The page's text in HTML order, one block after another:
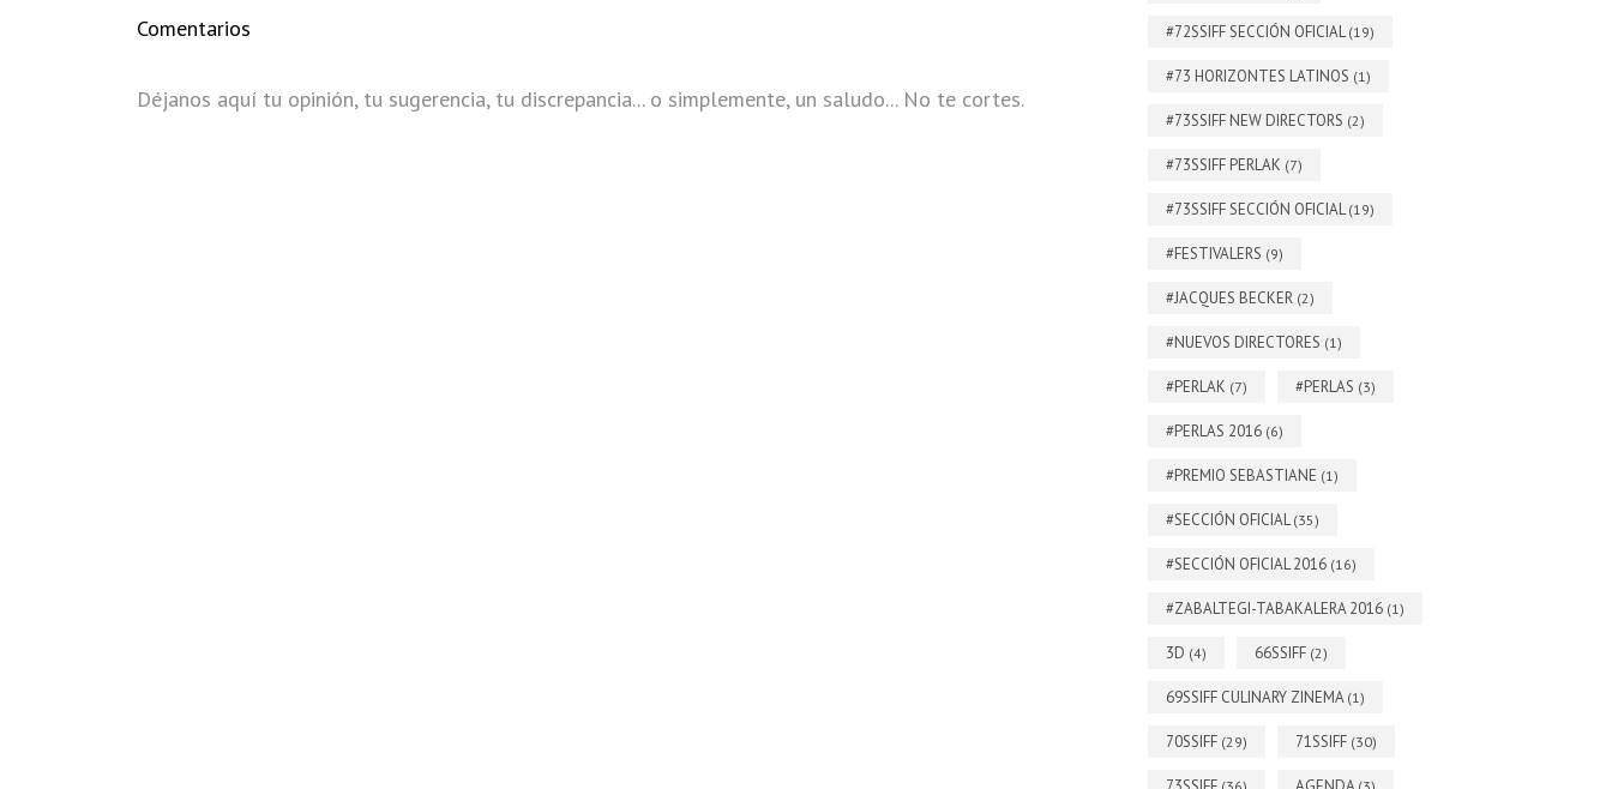
Comentarios
Déjanos aquí tu opinión, tu sugerencia, tu discrepancia... o simplemente, un saludo... No te cortes.
#72SSIFF SECCIÓN OFICIAL(19)
#73 HORIZONTES LATINOS (1)
#73SSIFF NEW DIRECTORS (2)
#73SSIFF PERLAK (7)
#73SSIFF SECCIÓN OFICIAL(19)
#FESTIVALERS (9)
#JACQUES BECKER (2)
#NUEVOS DIRECTORES (1)
#PERLAK (7) #PERLAS (3)
#PERLAS 2016 (6)
#PREMIO SEBASTIANE (1)
#SECCIÓN OFICIAL(35)
#SECCIÓN OFICIAL 2016 (16)
#ZABALTEGI-TABAKALERA 2016 (1)
3D (4) 66SSIFF (2)
69SSIFF CULINARY ZINEMA (1)
70SSIFF (29) 71SSIFF (30)